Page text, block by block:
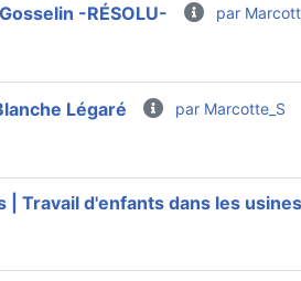
-RÉSOLU- par
Légaré par Marcotte_S
| Travail d'enfants dans les